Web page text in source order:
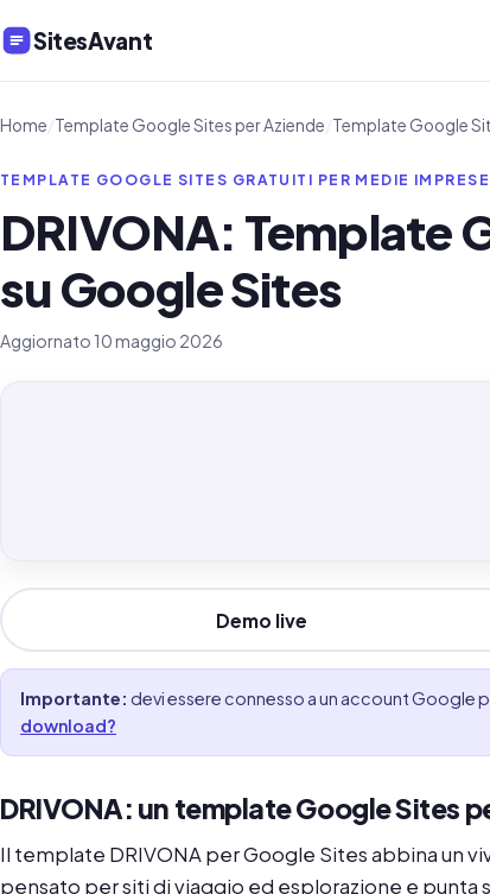
SitesAvant
Home/Template Google Sites per Aziende/Template Google
TEMPLATE GOOGLE SITES GRATUITI PER MEDIE IMPRESE
DRIVONA: Template
su Google Sites
Aggiornato 10 maggio 2026
Demo live
Importante: devi essere connesso a un account Google
download?
DRIVONA: un template Google Sites
Il template DRIVONA per Google Sites abbina un
pensato per siti di viaggio ed esplorazione e punta